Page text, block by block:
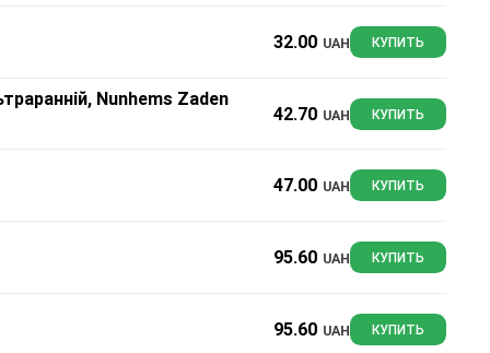
32.00 UAH КУПИТЬ
Nunhems Zaden
42.70 UAH КУПИТЬ
47.00 UAH КУПИТЬ
95.60 UAH КУПИТЬ
95.60 UAH КУПИТЬ